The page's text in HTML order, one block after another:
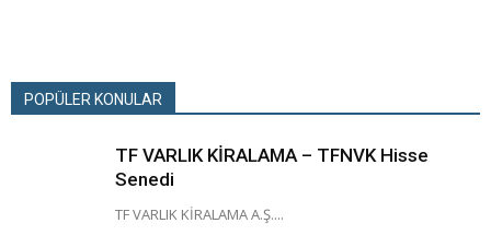
POPÜLER KONULAR
TF VARLIK KİRALAMA – TFNVK Hisse
Senedi
TF VARLIK KİRALAMA A.Ş....